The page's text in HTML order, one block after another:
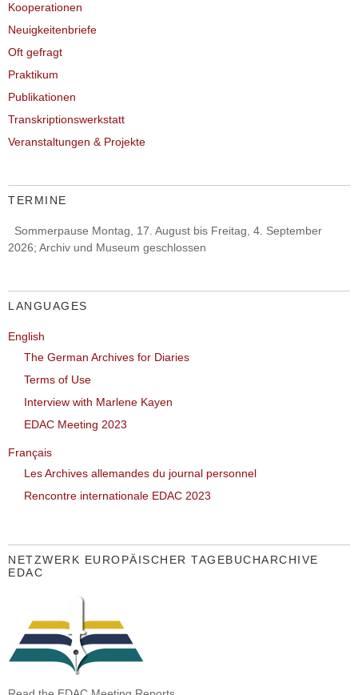
Kooperationen
Neuigkeitenbriefe
Oft gefragt
Praktikum
Publikationen
Transkriptionswerkstatt
Veranstaltungen & Projekte
TERMINE
Sommerpause Montag, 17. August bis Freitag, 4. September
2026; Archiv und Museum geschlossen
LANGUAGES
English
The German Archives for Diaries
Terms of Use
Interview with Marlene Kayen
EDAC Meeting 2023
Français
Les Archives allemandes du journal personnel
Rencontre internationale EDAC 2023
NETZWERK EUROPÄISCHER TAGEBUCHARCHIVE
EDAC